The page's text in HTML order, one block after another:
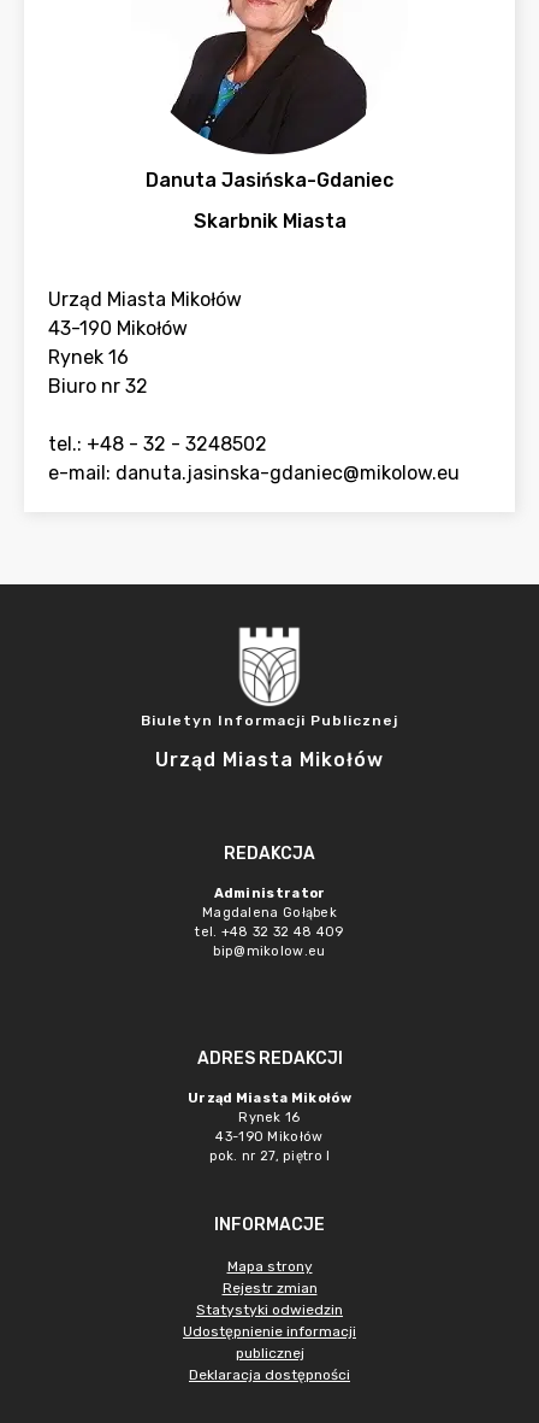
Danuta Jasińska-Gdaniec
Skarbnik Miasta
Urząd Miasta Mikołów
43-190 Mikołów
Rynek 16
Biuro nr 32
tel.: +48 - 32 - 3248502
e-mail: danuta.jasinska-gdaniec@mikolow.eu
Biuletyn Informacji Publicznej
Urząd Miasta Mikołów
REDAKCJA
Administrator
Magdalena Gołąbek
tel. +48 32 32 48 409
bip@mikolow.eu
ADRES REDAKCJI
Urząd Miasta Mikołów
Rynek 16
43-190 Mikołów
pok. nr 27, piętro I
INFORMACJE
Mapa strony
Rejestr zmian
Statystyki odwiedzin
Udostępnienie informacji
publicznej
Deklaracja dostępności